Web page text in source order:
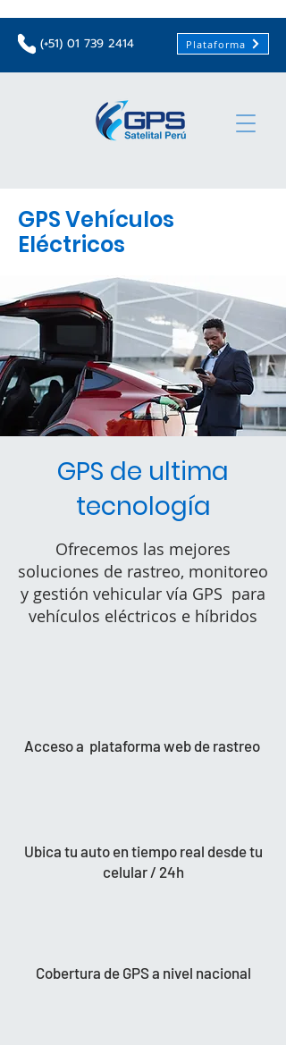
(+51) 01 739 2414 Plataforma
GPS Vehículos
Eléctricos
GPS de ultima
tecnología
Ofrecemos las mejores
soluciones de rastreo, monitoreo
y gestión vehicular vía GPS para
vehículos eléctricos e híbridos
Acceso a plataforma web de rastreo
Ubica tu auto en tiempo real desde tu
celular / 24h
Cobertura de GPS a nivel nacional